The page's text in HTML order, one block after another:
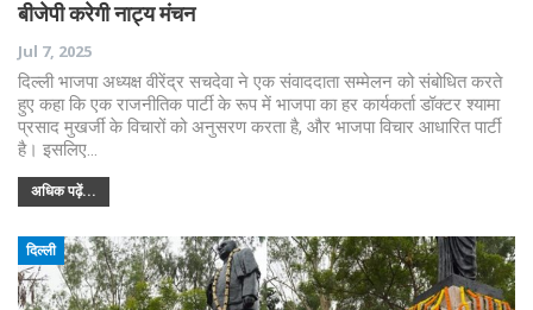
बीजेपी करेगी नाट्य मंचन
Jul 7, 2025
दिल्ली भाजपा अध्यक्ष वीरेंद्र सचदेवा ने एक संवाददाता सम्मेलन को संबोधित करते
हुए कहा कि एक राजनीतिक पार्टी के रूप में भाजपा का हर कार्यकर्ता डॉक्टर श्यामा
प्रसाद मुखर्जी के विचारों को अनुसरण करता है, और भाजपा विचार आधारित पार्टी
है। इसलिए…
अधिक पढ़ें...
दिल्ली